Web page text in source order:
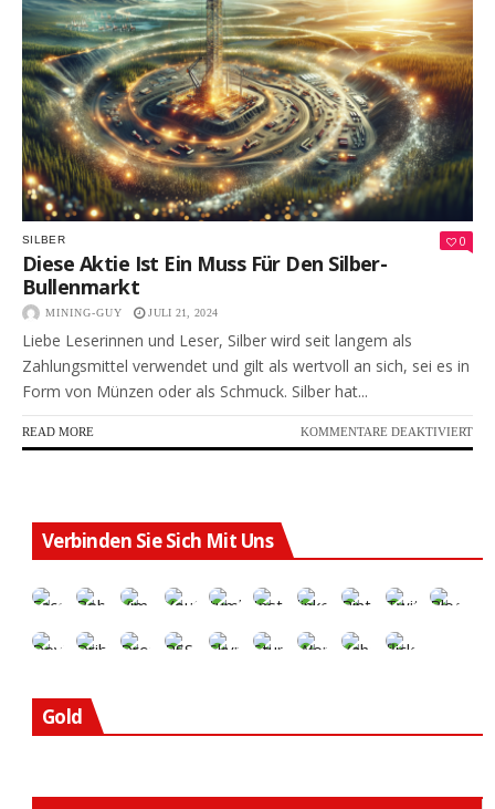
SILBER 0
Diese Aktie Ist Ein Muss Für Den Silber-
Bullenmarkt
MINING-GUY JULI 21, 2024
Liebe Leserinnen und Leser, Silber wird seit langem als
Zahlungsmittel verwendet und gilt als wertvoll an sich, sei es in
Form von Münzen oder als Schmuck. Silber hat...
READ MORE KOMMENTARE DEAKTIVIERTFÜR
Verbinden Sie Sich Mit Uns
Gold